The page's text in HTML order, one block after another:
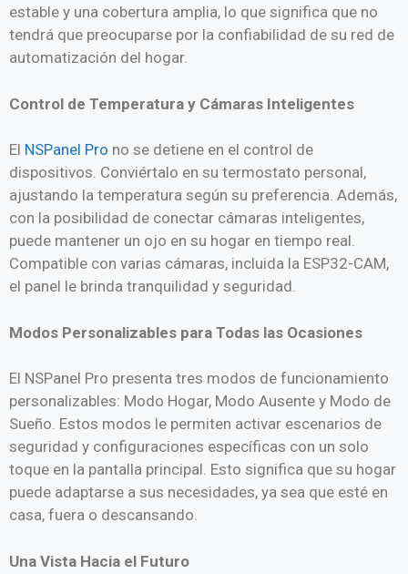
estable y una cobertura amplia, lo que significa que no
tendrá que preocuparse por la confiabilidad de su red de
automatización del hogar.
Control de Temperatura y Cámaras Inteligentes
El NSPanel Pro no se detiene en el control de
dispositivos. Conviértalo en su termostato personal,
ajustando la temperatura según su preferencia. Además,
con la posibilidad de conectar cámaras inteligentes,
puede mantener un ojo en su hogar en tiempo real.
Compatible con varias cámaras, incluida la ESP32-CAM,
el panel le brinda tranquilidad y seguridad.
Modos Personalizables para Todas las Ocasiones
El NSPanel Pro presenta tres modos de funcionamiento
personalizables: Modo Hogar, Modo Ausente y Modo de
Sueño. Estos modos le permiten activar escenarios de
seguridad y configuraciones específicas con un solo
toque en la pantalla principal. Esto significa que su hogar
puede adaptarse a sus necesidades, ya sea que esté en
casa, fuera o descansando.
Una Vista Hacia el Futuro